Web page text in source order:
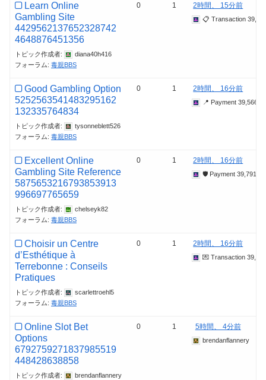
Learn Online
Gambling Site
4429562137652328742
4648876451356
トピック作成者:
diana40h416
フォーラム: 毒親BBS
0 1 2時間、 15分前
📋 Transaction
Good Gambling Option
5252563541483295162
132335764834
トピック作成者:
tysonneblett526
フォーラム: 毒親BBS
0 1 2時間、 16分前
📍 Payment
Excellent Online
Gambling Site Reference
5875653216793853913
996697765659
トピック作成者:
chelseyk82
フォーラム: 毒親BBS
0 1 2時間、 16分前
🛡 Payment
Choisir un Centre
d’Esthétique à
Terrebonne : Conseils
Pratiques
トピック作成者:
scarlettroehl5
フォーラム: 毒親BBS
0 1 2時間、 16分前
💌 Transaction
Online Slot Bet
Options
6792759271837985519
448428638858
トピック作成者:
brendanflannery
0 1 5時間、 4分前
brendanflannery